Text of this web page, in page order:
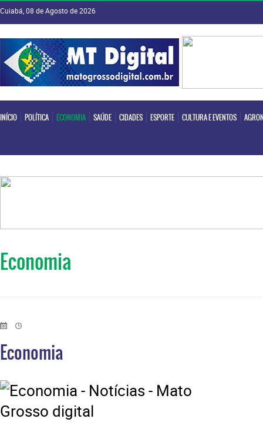
Cuiabá, 08 de Agosto de 2026
INÍCIO POLÍTICA ECONOMIA SAÚDE CIDADES ESPORTE CULTURA E EVENTOS
INÍCIO POLÍTICA ECONOMIA SAÚDE
Economia
Economia